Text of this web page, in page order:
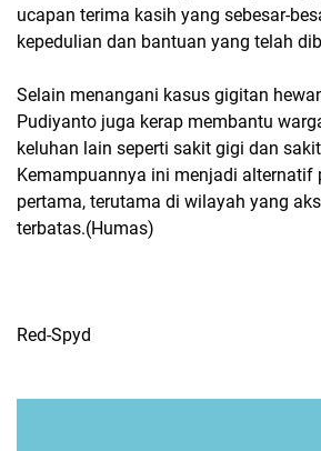
ucapan terima kasih yang sebesar-
kepedulian dan bantuan yang telah
Selain menangani kasus gigitan
Pudiyanto juga kerap membantu
keluhan lain seperti sakit gigi dan
Kemampuannya ini menjadi alternatif
pertama, terutama di wilayah yang
terbatas.(Humas)
Red-Spyd